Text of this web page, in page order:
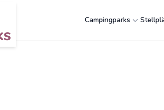
Campingparks